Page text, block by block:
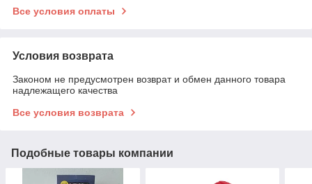
Все условия оплаты
Условия возврата
Законом не предусмотрен возврат и обмен данного товара
надлежащего качества
Все условия возврата
Подобные товары компании